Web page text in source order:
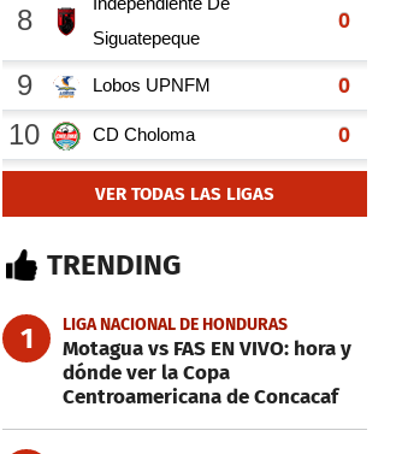
VER TODAS LAS LIGAS
TRENDING
1 LIGA NACIONAL DE HONDURAS
Motagua vs FAS EN VIVO: hora y
dónde ver la Copa
Centroamericana de Concacaf